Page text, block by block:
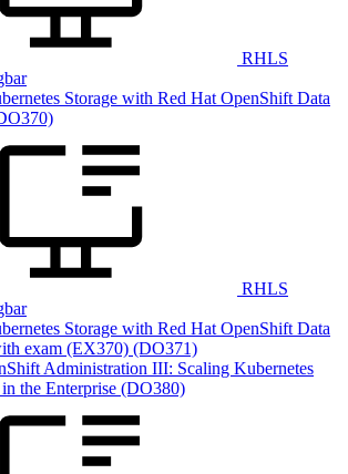
RHLS
Storage with Red Hat OpenShift Data
RHLS
Storage with Red Hat OpenShift Data
exam (EX370) (DO371)
Administration III: Scaling Kubernetes
the Enterprise (DO380)